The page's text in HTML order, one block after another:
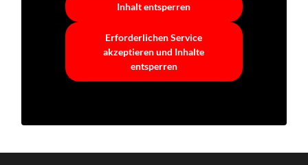
Inhalt entsperren
Erforderlichen Service
akzeptieren und Inhalte
entsperren